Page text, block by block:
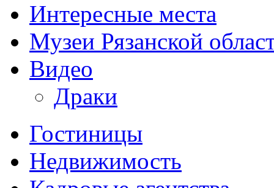
Интересные места
Музеи Рязанской
Видео
Драки
Гостиницы
Недвижимость